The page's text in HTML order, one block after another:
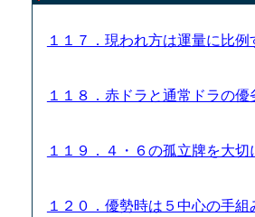
１１７．現われ方は運量に比
１１８．赤ドラと通常ドラの
１１９．４・６の孤立牌を大
１２０．優勢時は５中心の手